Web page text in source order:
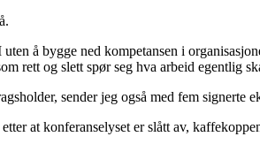
å bygge ned kompetansen i
rett og slett spør seg hva arbeid egentlig
sender jeg også med fem
at konferanselyset er slått av,